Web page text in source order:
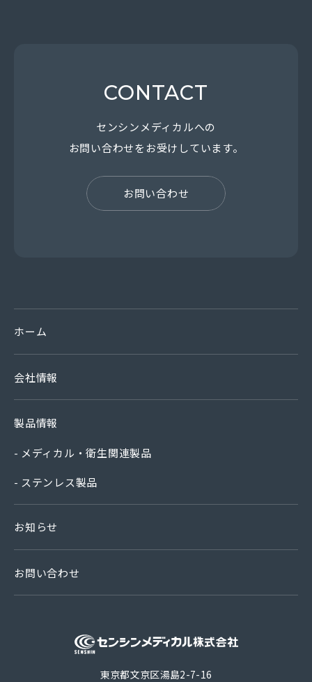
CONTACT
センシンメディカルへの
お問い合わせを お受けしています。
お問い合わせ
ホーム
会社情報
製品情報
メディカル・衛生関連製品
ステンレス製品
お知らせ
お問い合わせ
東京都文京区湯島2-7-16